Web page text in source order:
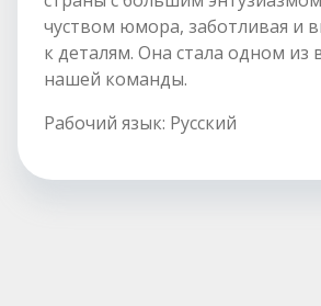
чуством юмора, заботливая и
к деталям. Она стала одном из
нашей команды.
Рабочий язык: Русский